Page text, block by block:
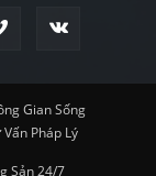
Gian Sống
Vấn Pháp Lý
Sản 24/7